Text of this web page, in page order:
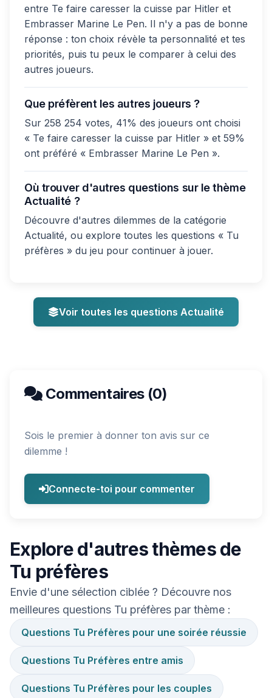
entre Te faire caresser la cuisse par Hitler et
Embrasser Marine Le Pen. Il n'y a pas de bonne
réponse : ton choix révèle ta personnalité et tes
priorités, puis tu peux le comparer à celui des
autres joueurs.
Que préfèrent les autres joueurs ?
Sur 258 254 votes, 41% des joueurs ont choisi
« Te faire caresser la cuisse par Hitler » et 59%
ont préféré « Embrasser Marine Le Pen ».
Où trouver d'autres questions sur le thème
Actualité ?
Découvre d'autres dilemmes de la catégorie
Actualité, ou explore toutes les questions « Tu
préfères » du jeu pour continuer à jouer.
Voir toutes les questions Actualité
Commentaires (0)
Sois le premier à donner ton avis sur ce
dilemme !
Connecte-toi pour commenter
Explore d'autres thèmes de
Tu préfères
Envie d'une sélection ciblée ? Découvre nos
meilleures questions Tu préfères par thème :
Questions Tu Préfères pour une soirée réussie
Questions Tu Préfères entre amis
Questions Tu Préfères pour les couples